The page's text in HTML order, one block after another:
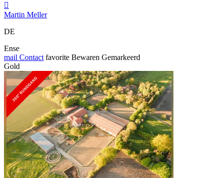

Martin Meller
DE
Ense
mail Contact favorite Bewaren Gemarkeerd
Gold